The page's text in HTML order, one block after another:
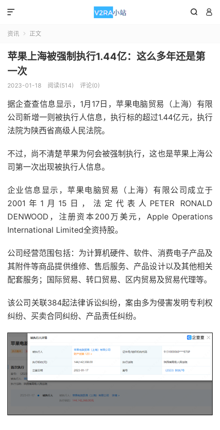
 

资讯  正文
苹果上海被强制执行1.44亿：这么多年还是第
一次
2023-01-18 阅读(514) 评论(0)
据企查查信息显示，1月17日，苹果电脑贸易（上海）有限
公司新增一则被执行人信息，执行标的超过1.44亿元，执行
法院为陕西省高级人民法院。
不过，尚不清楚苹果为何会被强制执行，这也是苹果上海公
司第一次出现被执行人信息。
企业信息显示，苹果电脑贸易（上海）有限公司成立于
2001年1月15日，法定代表人PETER RONALD
DENWOOD，注册资本200万美元，Apple Operations
International Limited全资持股。
公司经营范围包括：为计算机硬件、软件、消费电子产品及
其附件等商品提供维修、售后服务、产品设计以及其他相关
配套服务；国际贸易、转口贸易、区内贸易及贸易代理等。
该公司关联384起法律诉讼纠纷，案由多为侵害发明专利权
纠纷、买卖合同纠纷、产品责任纠纷。